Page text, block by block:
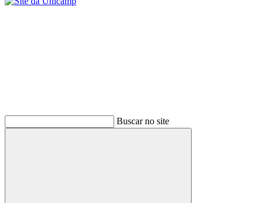
Buscar no site